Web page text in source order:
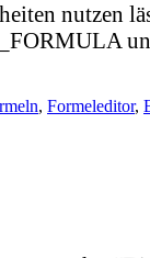
nutzen
, Formeleditor,